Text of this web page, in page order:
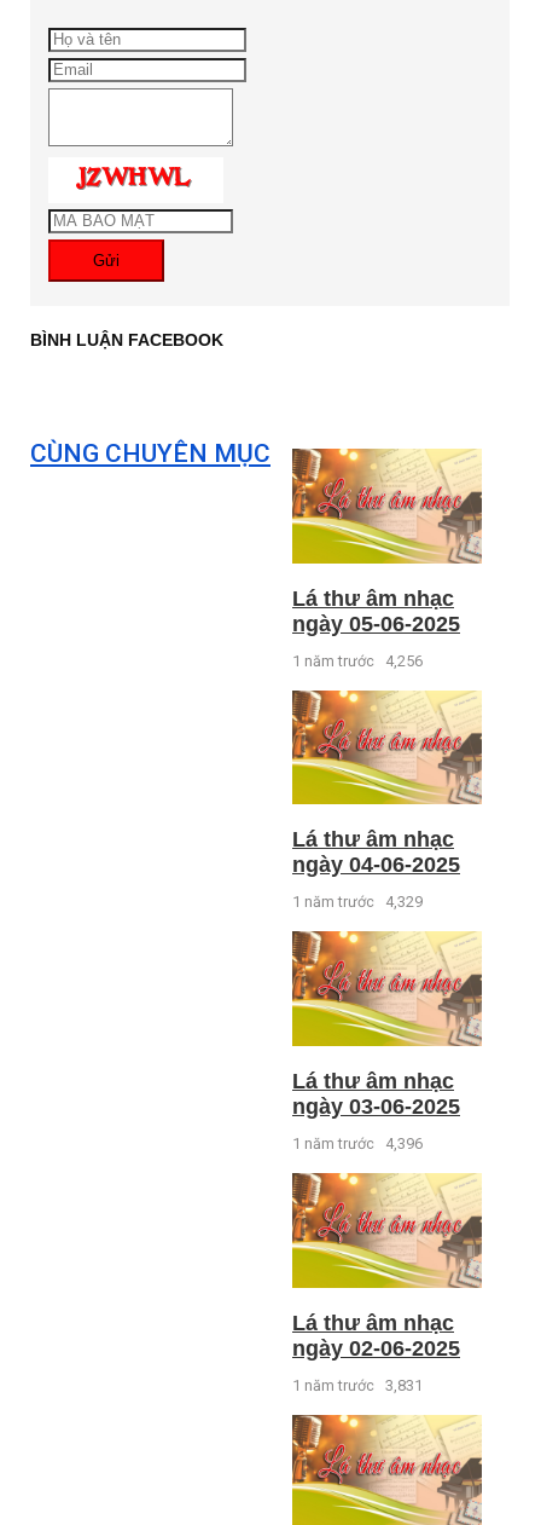
Gửi
BÌNH LUẬN FACEBOOK
CÙNG CHUYÊN MỤC
Lá thư âm nhạc
ngày 05-06-2025
1 năm trước 4,256
Lá thư âm nhạc
ngày 04-06-2025
1 năm trước 4,329
Lá thư âm nhạc
ngày 03-06-2025
1 năm trước 4,396
Lá thư âm nhạc
ngày 02-06-2025
1 năm trước 3,831